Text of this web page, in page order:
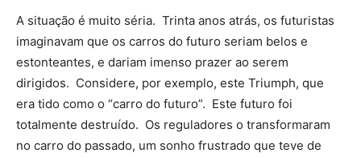
A situação é muito séria. Trinta anos atrás, os futuristas
imaginavam que os carros do futuro seriam belos e
estonteantes, e dariam imenso prazer ao serem
dirigidos. Considere, por exemplo, este Triumph, que
era tido como o “carro do futuro”. Este futuro foi
totalmente destruído. Os reguladores o transformaram
no carro do passado, um sonho frustrado que teve de